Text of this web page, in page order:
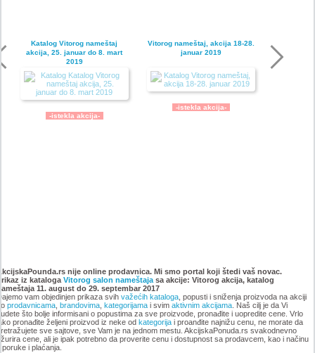
Katalog Vitorog nameštaj
akcija, 25. januar do 8. mart
2019
-istekla akcija-
Vitorog nameštaj, akcija 18-28.
januar 2019
-istekla akcija-
akcija, 14. dec. 2018 do 25.
januar 2019
-istekla akcija-
akcija 2. novembar do 14.
decembar 2018
-istekla akcija-
nije online prodavnica. Mi smo portal koji štedi vaš novac.
iz kataloga Vitorog salon nameštajasa akcije: Vitorog akcija, katalog
11. august do 29. septembar 2017
vam objedinjen prikaza svih važećih kataloga, popusti i sniženja proizvoda na akciji
prodavnicama, brandovima, kategorijamai svim aktivnim akcijama. Naš cilj je da Vi
što bolje informisani o popustima za sve proizvode, pronađite i uopredite cene. Vrlo
pronađite željeni proizvod iz neke od kategorijai proanđite najnižu cenu, ne morate da
sve sajtove, sve Vam je na jednom mestu. AkcijskaPonuda.rs svakodnevno
cene, ali je ipak potrebno da proverite cenu i dostupnost sa prodavcem, kao i načinu
i plaćanja.